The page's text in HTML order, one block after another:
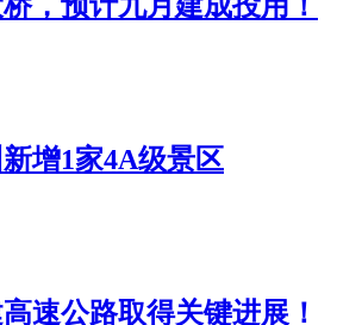
，预计九月建成投用！
增1家4A级景区
速公路取得关键进展！